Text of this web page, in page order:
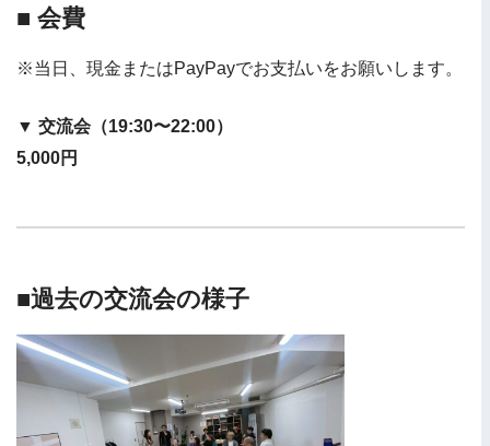
■ 会費
※当日、現金またはPayPayでお支払いをお願いします。
▼ 交流会（19:30〜22:00）
5,000円
■過去の交流会の様子